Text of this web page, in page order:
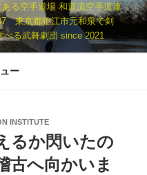
る空手道場 和道流空手道連
東京都狛江市元和泉で剣
る武舞劇団 since 2021
ー
INSTITUTE
るか閃いたの
古へ向かいま